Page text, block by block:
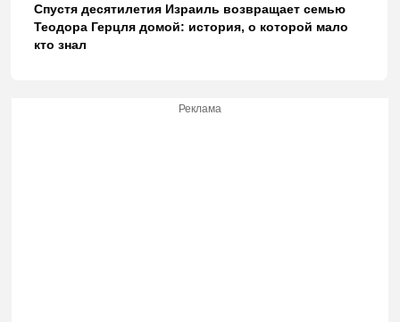
Спустя десятилетия Израиль возвращает семью
Теодора Герцля домой: история, о которой мало
кто знал
Реклама